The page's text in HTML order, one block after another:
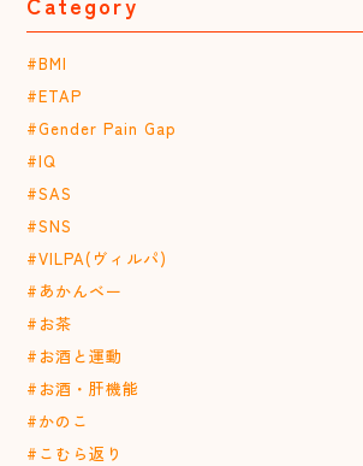
#BMI
#ETAP
#Gender Pain Gap
#IQ
#SAS
#SNS
#VILPA(ヴィルパ)
#あかんベー
#お茶
#お酒と運動
#お酒・肝機能
#かのこ
#こむら返り